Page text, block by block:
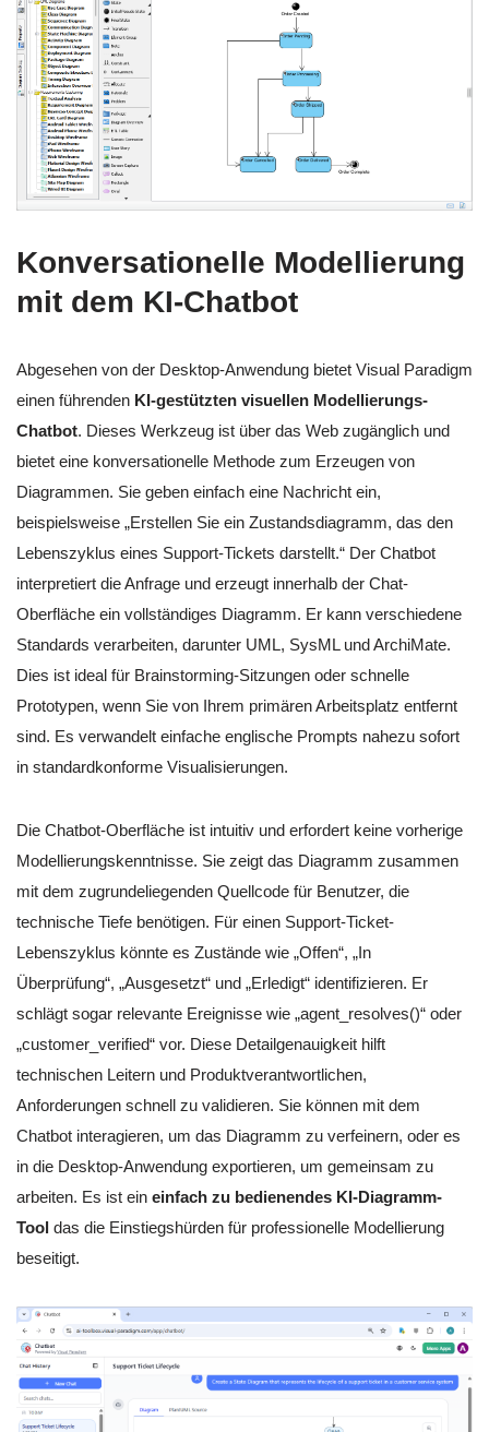
Konversationelle Modellierung
mit dem KI-Chatbot
Abgesehen von der Desktop-Anwendung bietet Visual Paradigm
einen führenden KI-gestützten visuellen Modellierungs-
Chatbot. Dieses Werkzeug ist über das Web zugänglich und
bietet eine konversationelle Methode zum Erzeugen von
Diagrammen. Sie geben einfach eine Nachricht ein,
beispielsweise „Erstellen Sie ein Zustandsdiagramm, das den
Lebenszyklus eines Support-Tickets darstellt.“ Der Chatbot
interpretiert die Anfrage und erzeugt innerhalb der Chat-
Oberfläche ein vollständiges Diagramm. Er kann verschiedene
Standards verarbeiten, darunter UML, SysML und ArchiMate.
Dies ist ideal für Brainstorming-Sitzungen oder schnelle
Prototypen, wenn Sie von Ihrem primären Arbeitsplatz entfernt
sind. Es verwandelt einfache englische Prompts nahezu sofort
in standardkonforme Visualisierungen.
Die Chatbot-Oberfläche ist intuitiv und erfordert keine vorherige
Modellierungskenntnisse. Sie zeigt das Diagramm zusammen
mit dem zugrundeliegenden Quellcode für Benutzer, die
technische Tiefe benötigen. Für einen Support-Ticket-
Lebenszyklus könnte es Zustände wie „Offen“, „In
Überprüfung“, „Ausgesetzt“ und „Erledigt“ identifizieren. Er
schlägt sogar relevante Ereignisse wie „agent_resolves()“ oder
„customer_verified“ vor. Diese Detailgenauigkeit hilft
technischen Leitern und Produktverantwortlichen,
Anforderungen schnell zu validieren. Sie können mit dem
Chatbot interagieren, um das Diagramm zu verfeinern, oder es
in die Desktop-Anwendung exportieren, um gemeinsam zu
arbeiten. Es ist ein einfach zu bedienendes KI-Diagramm-
Tool das die Einstiegshürden für professionelle Modellierung
beseitigt.